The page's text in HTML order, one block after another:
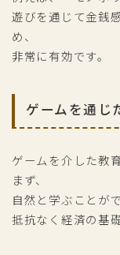
遊びを通じて金銭
め、
非常に有効です。
ゲームを通じ
ゲームを介した教
まず、
自然と学ぶことが
抵抗なく経済の基